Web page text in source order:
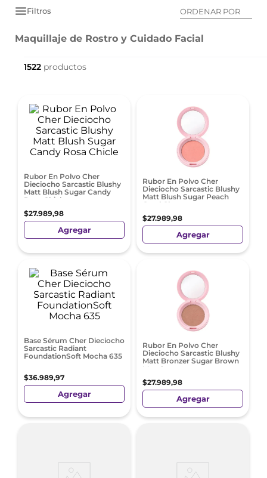
Filtros ORDENAR POR
Maquillaje de Rostro y Cuidado Facial
1522
Rubor En Polvo Cher
Dieciocho Sarcastic Blushy
Matt Blush Sugar Candy
Rosa Chicle
$27.989,98
Agregar
Rubor En Polvo Cher
Dieciocho Sarcastic Blushy
Matt Blush Sugar Peach
Coral Claro
$27.989,98
Agregar
Base Sérum Cher Dieciocho
Sarcastic Radiant
FoundationSoft Mocha 635
$36.989,97
Agregar
Rubor En Polvo Cher
Dieciocho Sarcastic Blushy
Matt Bronzer Sugar Brown
Marrón
$27.989,98
Agregar